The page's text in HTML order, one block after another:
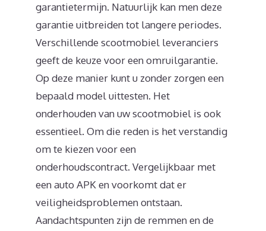
garantietermijn. Natuurlijk kan men deze
garantie uitbreiden tot langere periodes.
Verschillende scootmobiel leveranciers
geeft de keuze voor een omruilgarantie.
Op deze manier kunt u zonder zorgen een
bepaald model uittesten. Het
onderhouden van uw scootmobiel is ook
essentieel. Om die reden is het verstandig
om te kiezen voor een
onderhoudscontract. Vergelijkbaar met
een auto APK en voorkomt dat er
veiligheidsproblemen ontstaan.
Aandachtspunten zijn de remmen en de